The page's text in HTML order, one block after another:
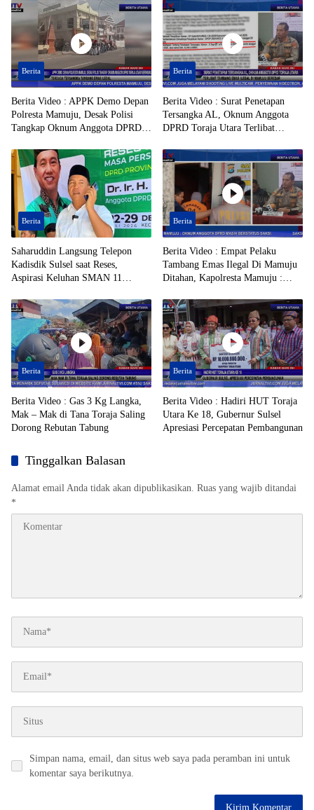
Berita
Berita Video : APPK Demo Depan
Polresta Mamuju, Desak Polisi
Tangkap Oknum Anggota DPRD
Tersangka Tambang Emas Ilegal
Berita
Berita Video : Surat Penetapan
Tersangka AL, Oknum Anggota
DPRD Toraja Utara Terlibat
Beredar
Berita
Saharuddin Langsung Telepon
Kadisdik Sulsel saat Reses,
Aspirasi Keluhan SMAN 11
Berita
Berita Video : Empat Pelaku
Tambang Emas Ilegal Di Mamuju
Ditahan, Kapolresta Mamuju :
Berstatus Saksi
Berita
Berita Video : Gas 3 Kg Langka,
Mak – Mak di Tana Toraja Saling
Dorong Rebutan Tabung
Berita
Berita Video : Hadiri HUT Toraja
Utara Ke 18, Gubernur Sulsel
Apresiasi Percepatan Pembangunan
Tinggalkan Balasan
Alamat email Anda tidak akan dipublikasikan. Ruas yang wajib ditandai
*
Simpan nama, email, dan situs web saya pada peramban ini untuk
komentar saya berikutnya.